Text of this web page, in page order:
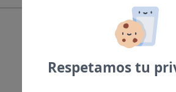
Respetamos tu